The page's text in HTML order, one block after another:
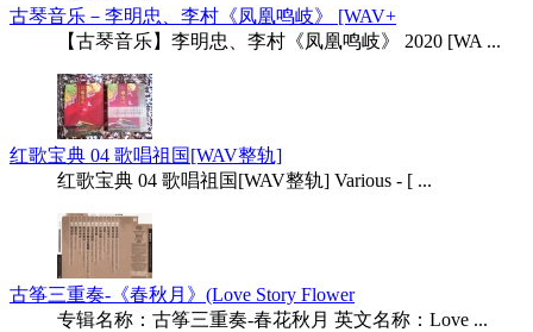
古琴音乐－李明忠、李村《凤凰鸣岐》 [WAV+
【古琴音乐】李明忠、李村《凤凰鸣岐》 2020 [WA ...
红歌宝典 04 歌唱祖国[WAV整轨]
红歌宝典 04 歌唱祖国[WAV整轨] Various - [ ...
古筝三重奏-《春秋月》(Love Story Flower
专辑名称：古筝三重奏-春花秋月 英文名称：Love ...